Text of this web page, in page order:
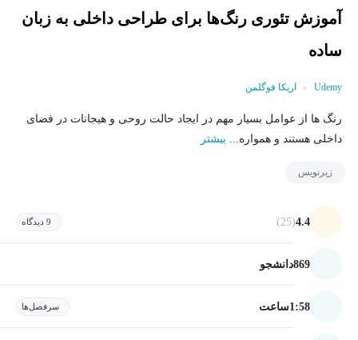
آموزش تئوری رنگ‌ها برای طراحی داخلی به زبان
ساده
Udemy اریکا فوگلمن
رنگ ها از عوامل بسیار مهم در ایجاد حالت روحی و هیجانات در فضای
داخلی هستند و همواره... بیشتر
زیرنویس
4.4
(25) 9 دیدگاه
869دانشجو
1:58ساعت سرفصل‌ها